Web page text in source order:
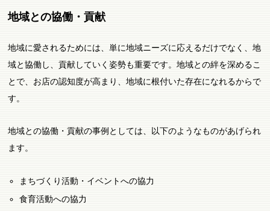
地域との協働・貢献
地域に愛されるためには、単に地域ニーズに応えるだけでなく、地
域と協働し、貢献していく姿勢も重要です。地域との絆を深めるこ
とで、お店の認知度が高まり、地域に根付いた存在になれるからで
す。
地域との協働・貢献の事例としては、以下のようなものがあげられ
ます。
まちづくり活動・イベントへの協力
食育活動への協力